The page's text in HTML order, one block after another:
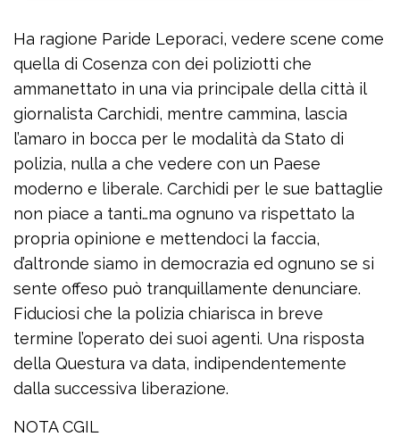
Ha ragione Paride Leporaci, vedere scene come
quella di Cosenza con dei poliziotti che
ammanettato in una via principale della città il
giornalista Carchidi, mentre cammina, lascia
l’amaro in bocca per le modalità da Stato di
polizia, nulla a che vedere con un Paese
moderno e liberale. Carchidi per le sue battaglie
non piace a tanti…ma ognuno va rispettato la
propria opinione e mettendoci la faccia,
d’altronde siamo in democrazia ed ognuno se si
sente offeso può tranquillamente denunciare.
Fiduciosi che la polizia chiarisca in breve
termine l’operato dei suoi agenti. Una risposta
della Questura va data, indipendentemente
dalla successiva liberazione.
NOTA CGIL